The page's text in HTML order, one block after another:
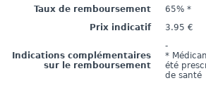
Taux de remboursement
65% *
Prix indicatif
3.95 €
Indications complémentaires
sur le remboursement
-
*
été
de santé